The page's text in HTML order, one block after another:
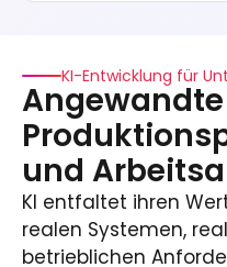
KI-Entwicklung für
und
KI entfaltet ihren
realen Systemen,
betrieblichen